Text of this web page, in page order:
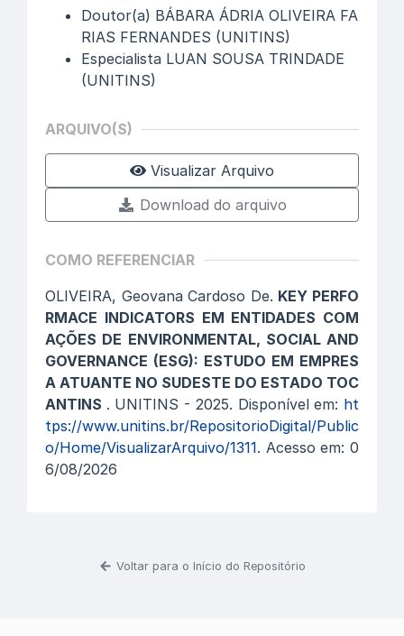
Doutor(a) BÁBARA ÁDRIA OLIVEIRA FA
RIAS FERNANDES (UNITINS)
Especialista LUAN SOUSA TRINDADE
(UNITINS)
ARQUIVO(S)
Visualizar Arquivo
Download do arquivo
COMO REFERENCIAR
OLIVEIRA, Geovana Cardoso De. KEY PERFO
RMACE INDICATORS EM ENTIDADES COM
AÇÕES DE ENVIRONMENTAL, SOCIAL AND
GOVERNANCE (ESG): ESTUDO EM EMPRES
A ATUANTE NO SUDESTE DO ESTADO TOC
ANTINS . UNITINS - 2025. Disponível em: ht
tps://www.unitins.br/RepositorioDigital/Public
o/Home/VisualizarArquivo/1311. Acesso em: 0
6/08/2026
Voltar para o Início do Repositório